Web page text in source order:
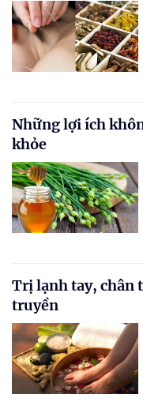
Những lợi ích
khỏe
Trị lạnh tay, chân
truyền